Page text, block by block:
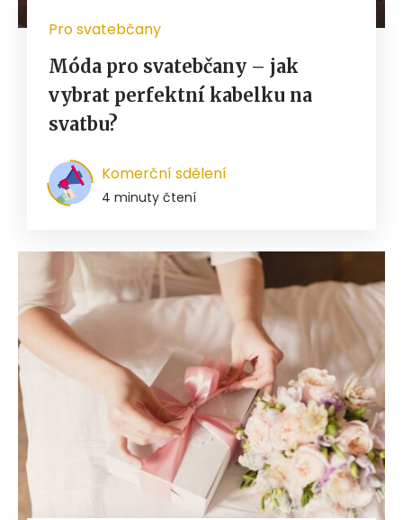
Pro svatebčany
Móda pro svatebčany – jak
vybrat perfektní kabelku na
svatbu?
Komerční sdělení
4 minuty čtení